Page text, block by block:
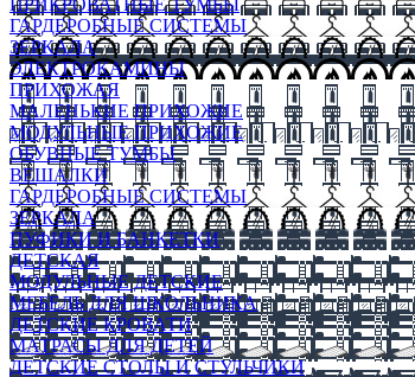
ПРИКРОВАТНЫЕ ТУМБЫ
ГАРДЕРОБНЫЕ СИСТЕМЫ
ЗЕРКАЛА
ЭЛЕКТРОКАМИНЫ
ПРИХОЖАЯ
МАЛЕНЬКИЕ ПРИХОЖИЕ
МОДУЛЬНЫЕ ПРИХОЖИЕ
ОБУВНЫЕ ТУМБЫ
ВЕШАЛКИ
ГАРДЕРОБНЫЕ СИСТЕМЫ
ЗЕРКАЛА
ПУФИКИ И БАНКЕТКИ
ДЕТСКАЯ
МОДУЛЬНЫЕ ДЕТСКИЕ
МЕБЕЛЬ ДЛЯ ШКОЛЬНИКА
ДЕТСКИЕ КРОВАТИ
МАТРАСЫ ДЛЯ ДЕТЕЙ
ДЕТСКИЕ СТОЛЫ И СТУЛЬЧИКИ